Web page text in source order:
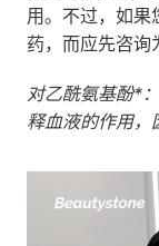
用。不过，如果
药，而应先咨询
对乙酰氨基酚*
释血液的作用，